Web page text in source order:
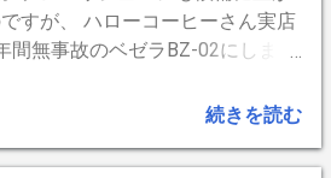
ントも全く使っていません。使
具合を感じたらパイプを入れ替
イプ使えます 上面と前面のパイ
隔を2タイプ作る。向きを変える
ネルドリップ用とペーパードリ
、カチカチになる前に交換した
ですね。
すが、 ハローコーヒーさん実店
間無事故のベゼラBZ-02にしまし
クラスの20万〜30万のマシン、
は個人が家庭で業務機の味を楽
続きを読む